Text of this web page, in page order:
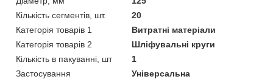
Кількість сегментів, шт.
20
Категорія товарів 1
Витратні матеріали
Категорія товарів 2
Шліфувальні круги
Кількість в пакуванні, шт
1
Застосування
Універсальна